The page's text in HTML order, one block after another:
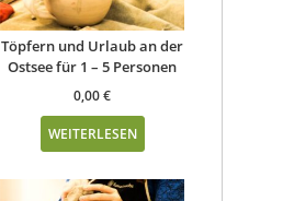
Töpfern und Urlaub an der
Ostsee für 1 – 5 Personen
0,00€
WEITERLESEN